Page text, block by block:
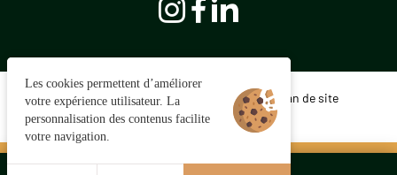
Gestion des cookies Mentions légales
Plan de site
© 2025 Juliana Web créateur
Les cookies permettent d’améliorer
votre expérience utilisateur. La
personnalisation des contenus facilite
votre navigation.